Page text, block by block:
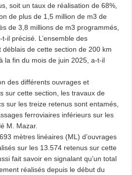
soit un taux de réalisation de 68%,
de plus de 1,5 million de m3 de
de 3,8 millions de m3 programmés,
il précisé. L’ensemble des
de cette section de 200 km
la fin du mois de juin 2025, a-t-il
des différents ouvrages et
sur cette section, les travaux de
sur les treize retenus sont entamés,
ferroviaires inférieurs sur les
M. Mazar.
mètres linéaires (ML) d’ouvrages
sur les 13.574 retenus sur cette
fait savoir en signalant qu’un total
réalisés depuis le début du